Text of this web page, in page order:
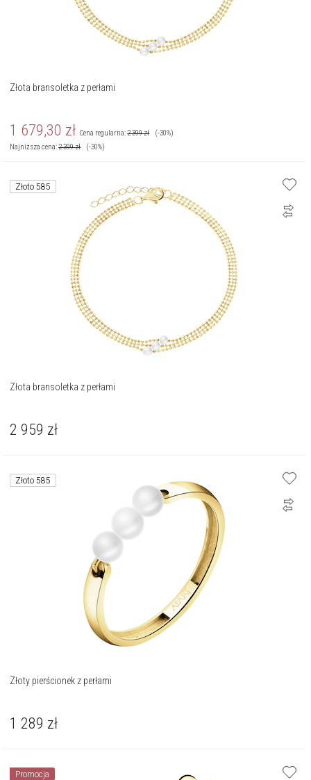
Złota bransoletka z perłami
1 679,30 zł Cena regularna:2 399zł
(-30%)
Najniższa cena:2 399zł (-30%)
Złoto 585
Złota bransoletka z perłami
2 959 zł
Złoto 585
Złoty pierścionek z perłami
1 289 zł
Promocja